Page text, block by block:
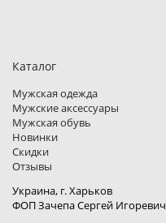
Каталог
Мужская одежда
Мужские аксессуары
Мужская обувь
Новинки
Скидки
Отзывы
Украина, г. Харьков
ФОП Зачепа Сергей Игоревич